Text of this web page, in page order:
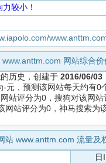
较小！
www.anttm.com 网站综合
的历史，创建于 2016/06/03
元，预测该网站每天约有0
站评分为0，搜狗对该网
网站评分为0，神马搜索为
站 www.anttm.com 流量及
日